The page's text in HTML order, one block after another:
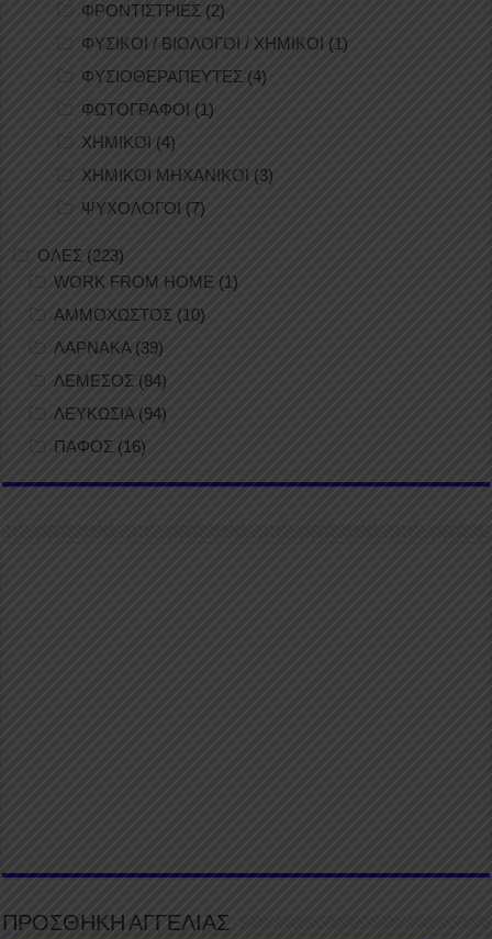
ΦΡΟΝΤΙΣΤΡΙΕΣ (2)
ΦΥΣΙΚΟΙ / ΒΙΟΛΟΓΟΙ / ΧΗΜΙΚΟΙ (1)
ΦΥΣΙΟΘΕΡΑΠΕΥΤΕΣ (4)
ΦΩΤΟΓΡΑΦΟΙ (1)
ΧΗΜΙΚΟΙ (4)
ΧΗΜΙΚΟΙ ΜΗΧΑΝΙΚΟΙ (3)
ΨΥΧΟΛΟΓΟΙ (7)
ΟΛΕΣ (223)
WORK FROM HOME (1)
ΑΜΜΟΧΩΣΤΟΣ (10)
ΛΑΡΝΑΚΑ(39)
ΛΕΜΕΣΟΣ (84)
ΛΕΥΚΩΣΙΑ (94)
ΠΑΦΟΣ (16)
ΠΡΟΣΘΗΚΗ ΑΓΓΕΛΙΑΣ